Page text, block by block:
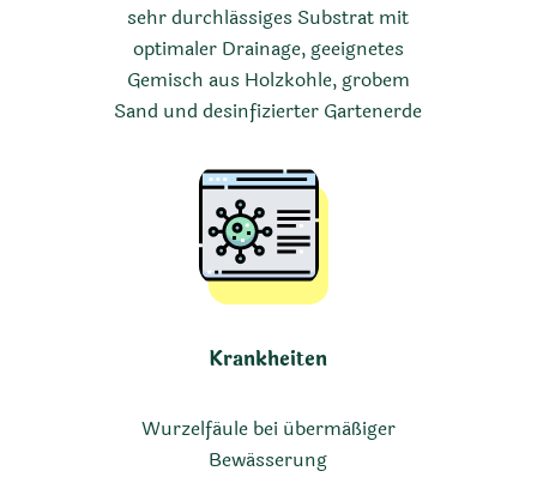
sehr durchlässiges Substrat mit
optimaler Drainage, geeignetes
Gemisch aus Holzkohle, grobem
Sand und desinfizierter Gartenerde
Krankheiten
Wurzelfäule bei übermäßiger
Bewässerung